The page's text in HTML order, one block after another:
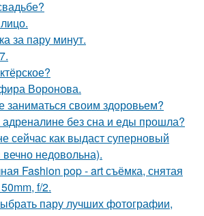
за пару минут.
Воронова.
своим здоровьем?
без сна и еды прошла?
сейчас как выдаст суперновый
недовольна).
Fashion pop - art съёмка, снятая
f/2.
пару лучших фотографии,